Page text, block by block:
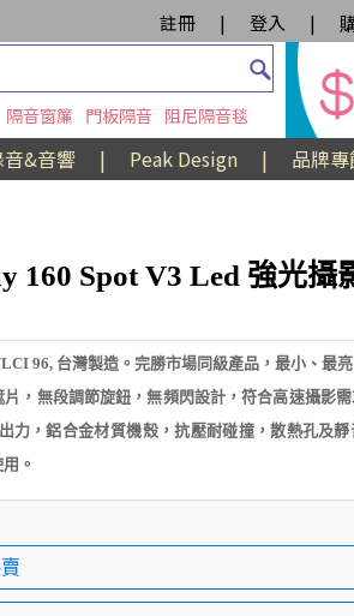
註冊 | 登入 |
隔音窗簾 門板隔音 阻尼隔音毯
&音響 | Peak Design | 品牌
160 Spot V3 Led 強光攝
96, 台灣製造。完勝市場同級產品，最小、最
，無段調節旋鈕，無頻閃設計，符合高速攝影
力，鋁合金材質​機殼，抗壓耐碰撞，散熱孔及
。